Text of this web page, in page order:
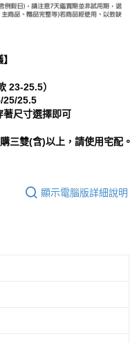
23-25.5）
25/25.5
著尺寸選擇即可
三雙(含)以上，請使用宅配。
顯示電腦版詳細說明